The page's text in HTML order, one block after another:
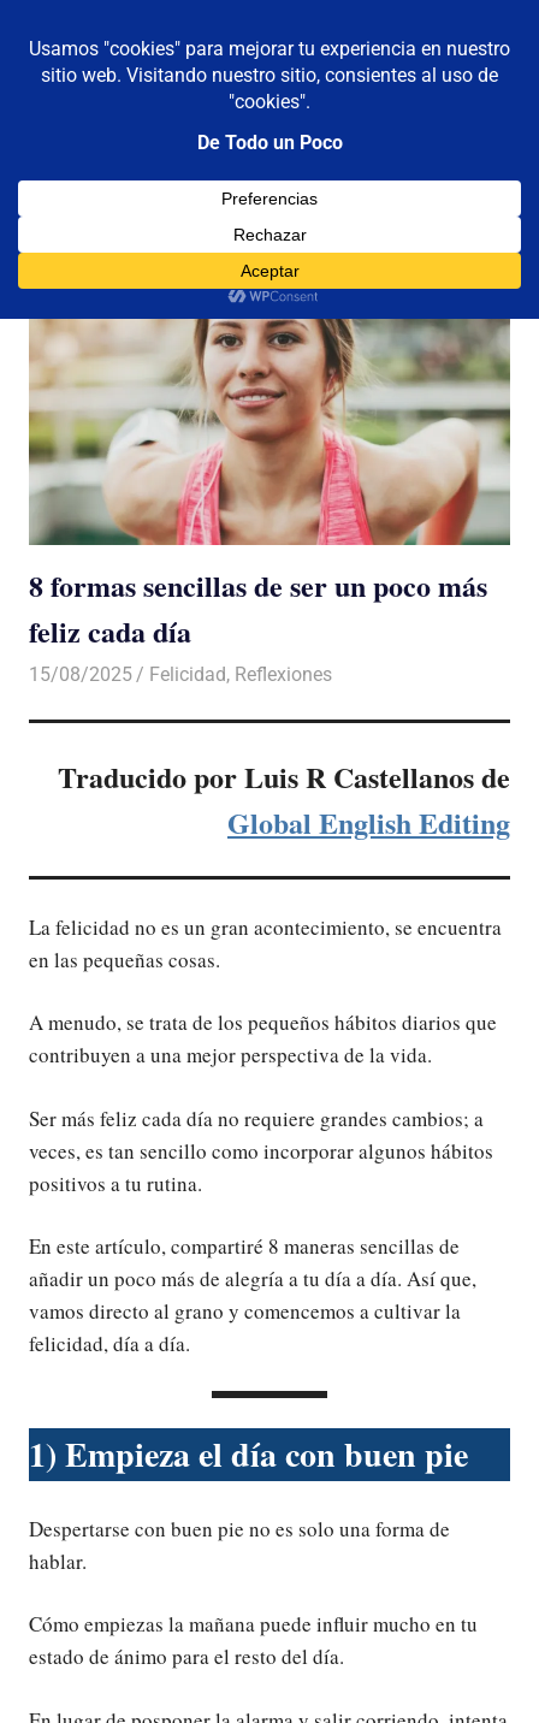
contenido
De todo un poco
Reflexiones,
Viajes
MENÚ
8 formas sencillas de ser un poco más
feliz cada día
15/08/2025 De todo un Poco
Felicidad, Reflexiones
Traducido por Luis R Castellanos de
Global English Editing
La felicidad no es un gran acontecimiento, se encuentra
en las pequeñas cosas.
A menudo, se trata de los pequeños hábitos diarios que
contribuyen a una mejor perspectiva de la vida.
Ser más feliz cada día no requiere grandes cambios; a
veces, es tan sencillo como incorporar algunos hábitos
positivos a tu rutina.
En este artículo, compartiré 8 maneras sencillas de
añadir un poco más de alegría a tu día a día. Así que,
vamos directo al grano y comencemos a cultivar la
felicidad, día a día.
1) Empieza el día con buen pie
Despertarse con buen pie no es solo una forma de
hablar.
Cómo empiezas la mañana puede influir mucho en tu
estado de ánimo para el resto del día.